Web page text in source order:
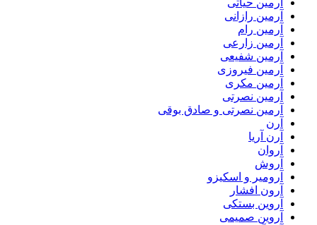
آرمین حیاتی
آرمین رازانی
آرمین رام
آرمین زارعی
آرمین شفیعی
آرمین فیروزی
آرمین مکری
آرمین نصرتی
آرمین نصرتی و صادق بوقی
آرن
آرن آریا
آروان
آروش
آرومیر و اسکیزو
آرون افشار
آروین بستکی
آروین صمیمی